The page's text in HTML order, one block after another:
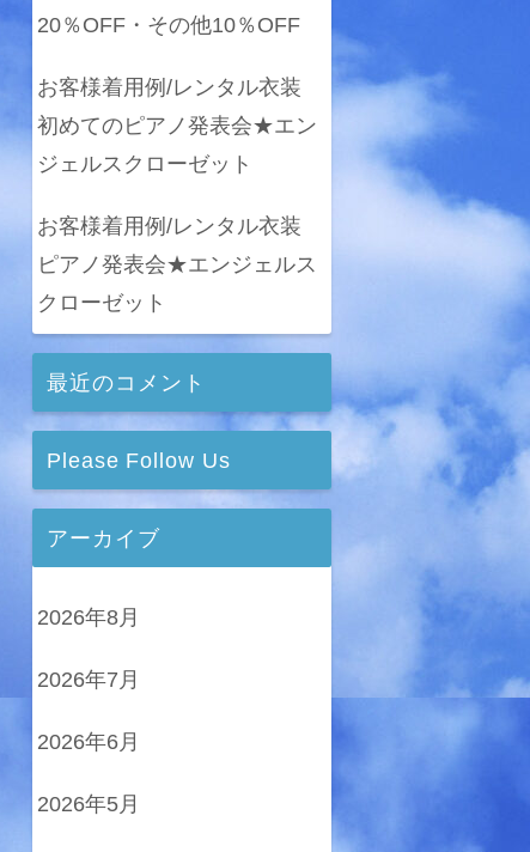
20％OFF・その他10％OFF
お客様着用例/レンタル衣装
初めてのピアノ発表会★エン
ジェルスクローゼット
お客様着用例/レンタル衣装
ピアノ発表会★エンジェルス
クローゼット
最近のコメント
Please Follow Us
アーカイブ
2026年8月
2026年7月
2026年6月
2026年5月